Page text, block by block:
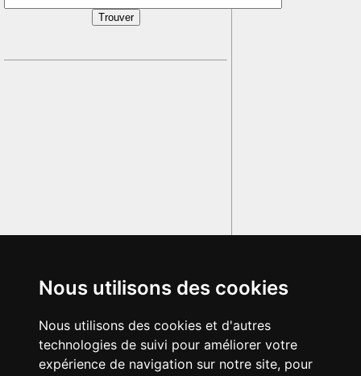
Nous utilisons des cookies
Nous utilisons des cookies et d'autres
technologies de suivi pour améliorer votre
expérience de navigation sur notre site, pour